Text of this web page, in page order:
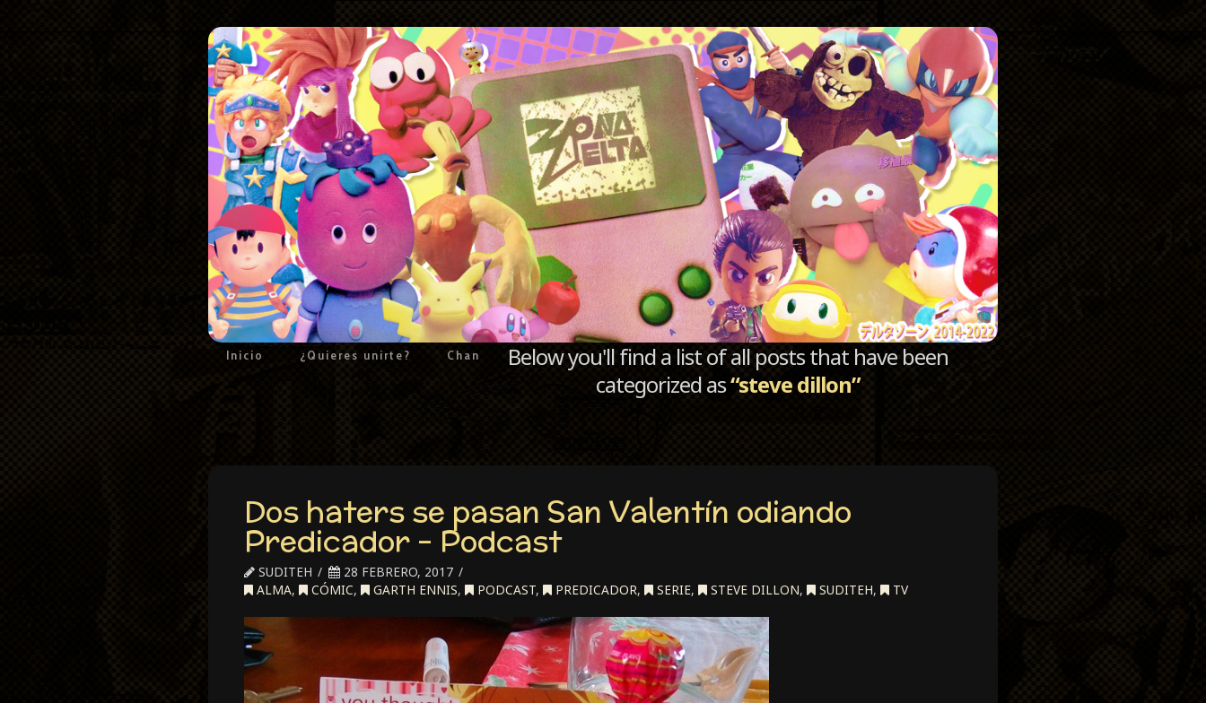
Inicio ¿Quieres unirte? Chan
Below you'll find a list of all posts that have been
categorized as“steve dillon”
Dos haters se pasan San Valentín odiando
Predicador – Podcast
SUDITEH
28 FEBRERO, 2017
ALMA, CÓMIC, GARTH ENNIS, PODCAST, PREDICADOR, SERIE, STEVE DILLON, SUDITEH, TV